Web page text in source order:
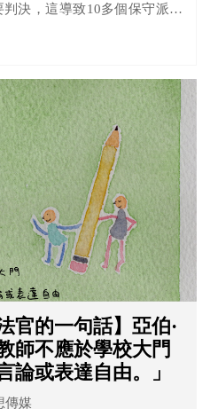
決，這導致10多個保守派的
耶(Stephen Breyer)、卡根
，是因為它一直都受到（保
票權可以將之捨棄。」以嚴
望。
官的一句話】亞伯·
師不應於學校大門
論或表達自由。」
傳媒